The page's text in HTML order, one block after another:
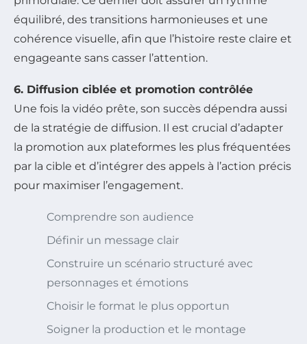
équilibré, des transitions harmonieuses et une
cohérence visuelle, afin que l’histoire reste claire et
engageante sans casser l’attention.
6. Diffusion ciblée et promotion contrôlée
Une fois la vidéo prête, son succès dépendra aussi
de la stratégie de diffusion. Il est crucial d’adapter
la promotion aux plateformes les plus fréquentées
par la cible et d’intégrer des appels à l’action précis
pour maximiser l’engagement.
Comprendre son audience
Définir un message clair
Construire un scénario structuré avec
personnages et émotions
Choisir le format le plus opportun
Soigner la production et le montage